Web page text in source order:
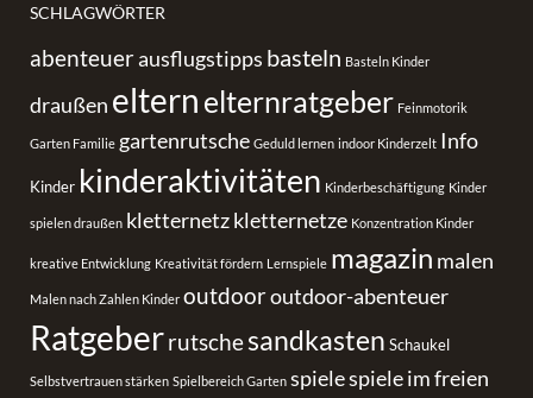
SCHLAGWÖRTER
abenteuerausflugstipps basteln Basteln Kinder
draußen eltern elternratgeber Feinmotorik
Garten Familie gartenrutsche Geduld lernen indoor Kinderzelt Info
Kinder kinderaktivitäten Kinderbeschäftigung Kinder
spielen draußen kletternetzkletternetze Konzentration Kinder
kreative Entwicklung Kreativität fördern Lernspiele magazin malen
Malen nach Zahlen Kinder outdooroutdoor-abenteuer
Ratgeberrutschesandkasten Schaukel
Selbstvertrauen stärken Spielbereich Garten spielespiele im freien